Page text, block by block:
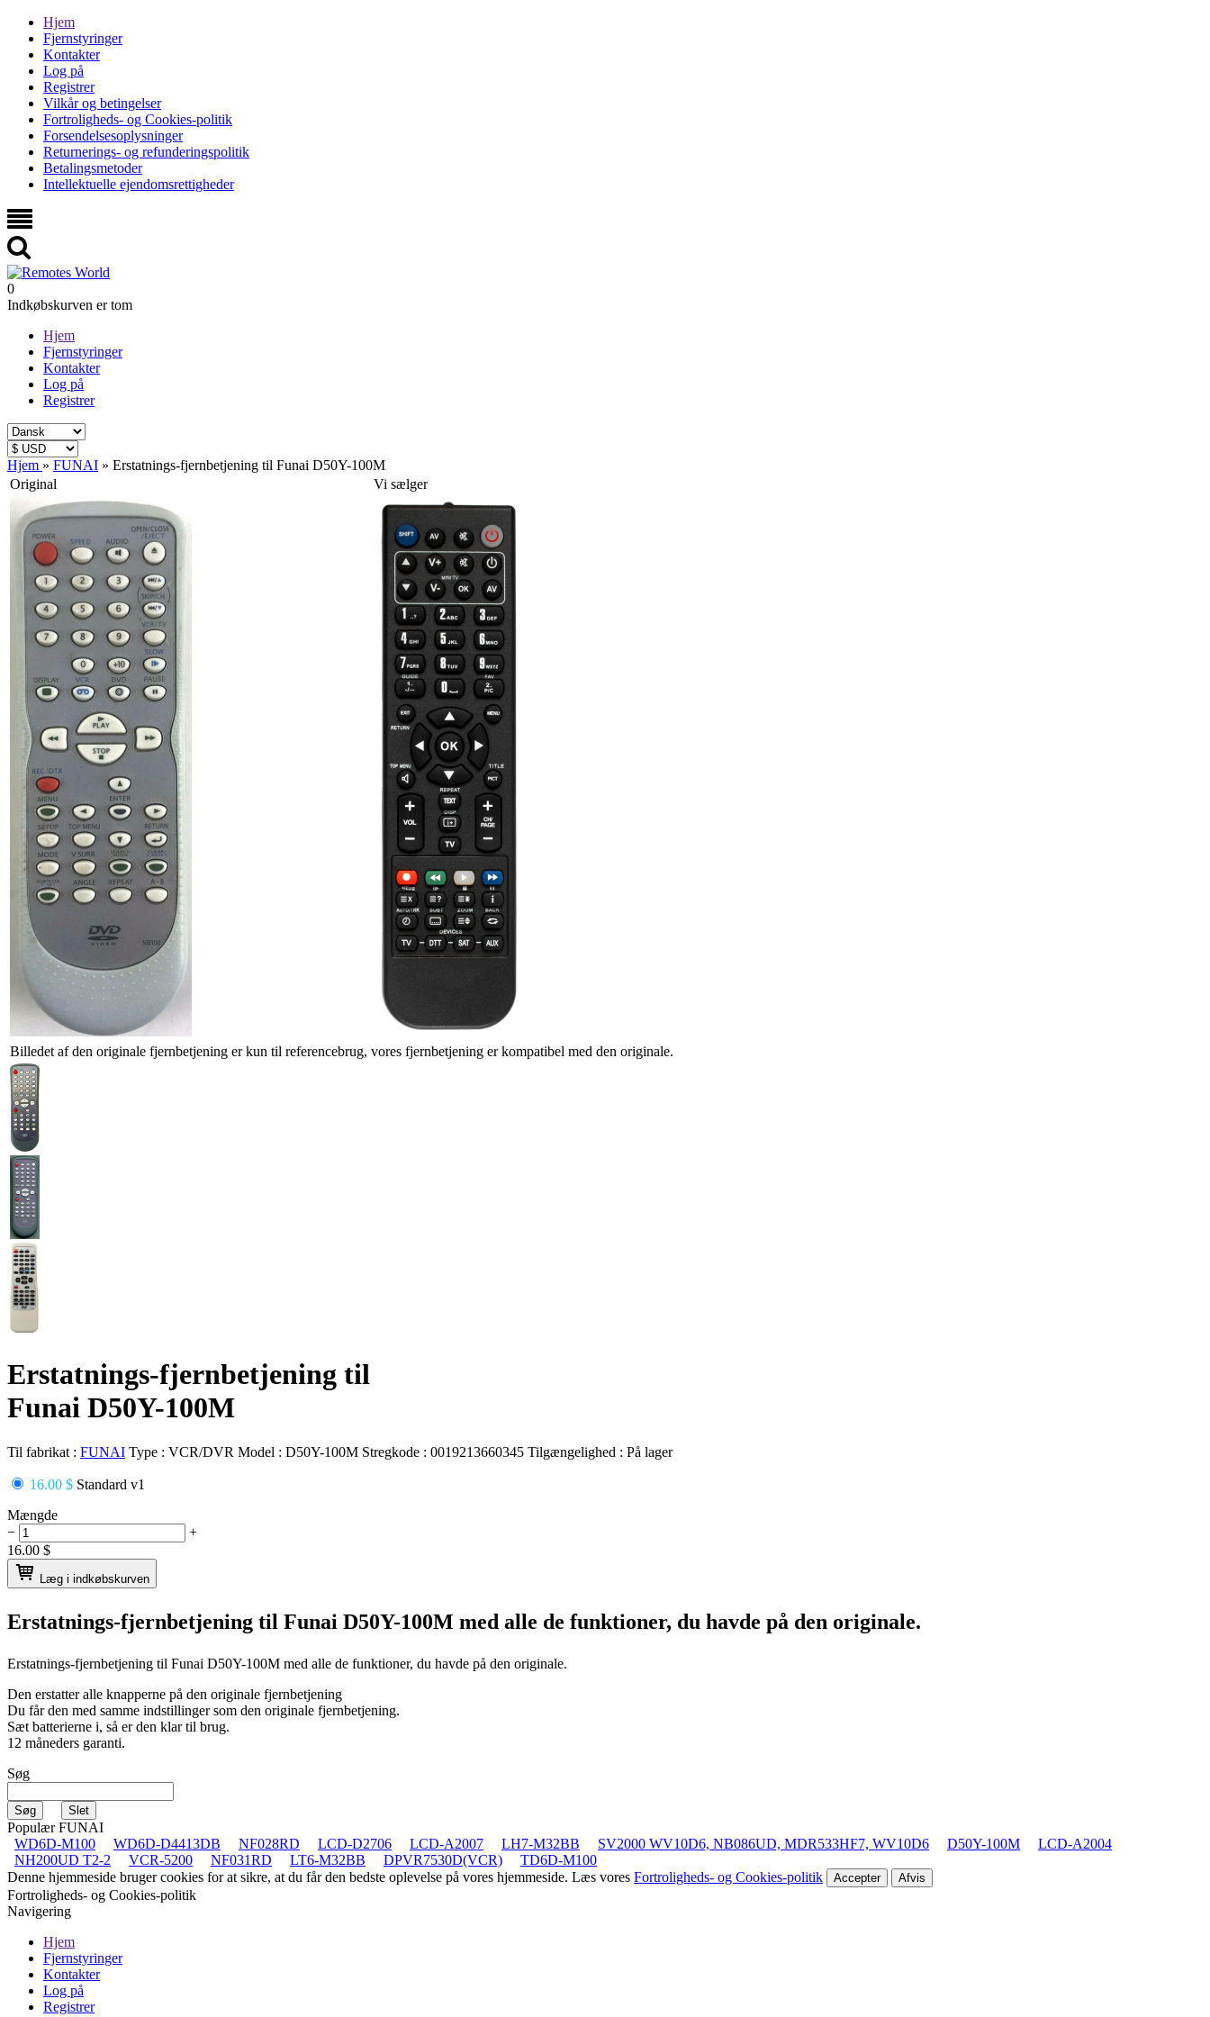
Hjem
Fjernstyringer
Kontakter
Log på
Registrer
Vilkår og betingelser
Fortroligheds- og Cookies-politik
Forsendelsesoplysninger
Returnerings- og refunderingspolitik
Betalingsmetoder
Intellektuelle ejendomsrettigheder
0
Indkøbskurven er tom
Hjem
Fjernstyringer
Kontakter
Log på
Registrer
Hjem » FUNAI » Erstatnings-fjernbetjening til Funai D50Y-100M
Original
Vi sælger
Billedet af den originale fjernbetjening er kun til referencebrug, vores fjernbetjening er kompatibel med den originale.
Erstatnings-fjernbetjening til
Funai D50Y-100M
Til fabrikat : FUNAI Type : VCR/DVR Model : D50Y-100M Stregkode : 0019213660345 Tilgængelighed : På lager
16.00 $ Standard v1
Mængde
−
+
16.00 $
Læg i indkøbskurven
Erstatnings-fjernbetjening til Funai D50Y-100M med alle de funktioner, du havde på den originale.
Erstatnings-fjernbetjening til Funai D50Y-100M med alle de funktioner, du havde på den originale.
Den erstatter alle knapperne på den originale fjernbetjening
Du får den med samme indstillinger som den originale fjernbetjening.
Sæt batterierne i, så er den klar til brug.
12 måneders garanti.
Søg
Populær FUNAI
WD6D-M100
WD6D-D4413DB NF028RD LCD-D2706 LCD-A2007 LH7-M32BB SV2000 WV10D6, NB086UD, MDR533HF7, WV10D6 D50Y-100M
LCD-A2004
NH200UD T2-2
VCR-5200 NF031RD LT6-M32BB DPVR7530D(VCR)
TD6D-M100
Denne hjemmeside bruger cookies for at sikre, at du får den bedste oplevelse på vores hjemmeside. Læs vores Fortroligheds- og Cookies-politik Accepter Afvis
Fortroligheds- og Cookies-politik
Navigering
Hjem
Fjernstyringer
Kontakter
Log på
Registrer